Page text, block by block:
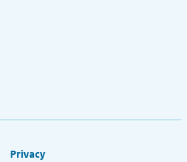
Privacy